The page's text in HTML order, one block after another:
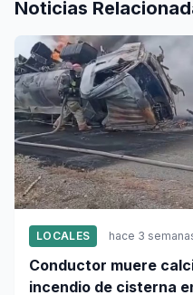
Noticias
LOCALES hace 3
Conductor muere
incendio de cisterna